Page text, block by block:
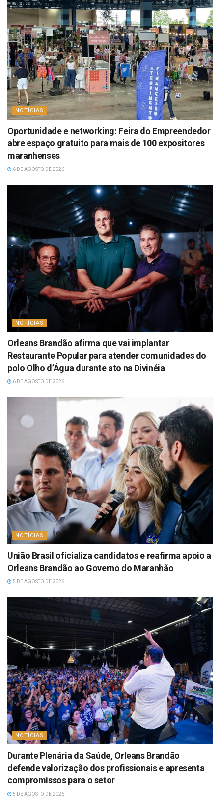
NOTÍCIAS
Oportunidade e networking: Feira do Empreendedor
abre espaço gratuito para mais de 100 expositores
maranhenses
6 DE AGOSTO DE 2026
NOTÍCIAS
Orleans Brandão afirma que vai implantar
Restaurante Popular para atender comunidades do
polo Olho d’Água durante ato na Divinéia
6 DE AGOSTO DE 2026
NOTÍCIAS
União Brasil oficializa candidatos e reafirma apoio a
Orleans Brandão ao Governo do Maranhão
5 DE AGOSTO DE 2026
NOTÍCIAS
Durante Plenária da Saúde, Orleans Brandão
defende valorização dos profissionais e apresenta
compromissos para o setor
5 DE AGOSTO DE 2026